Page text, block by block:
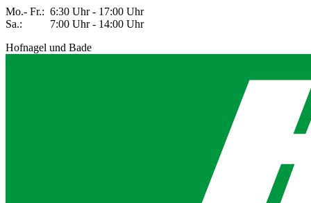
Mo.- Fr.: 6:30 Uhr - 17:00 Uhr
Sa.: 7:00 Uhr - 14:00 Uhr
Hofnagel und Bade